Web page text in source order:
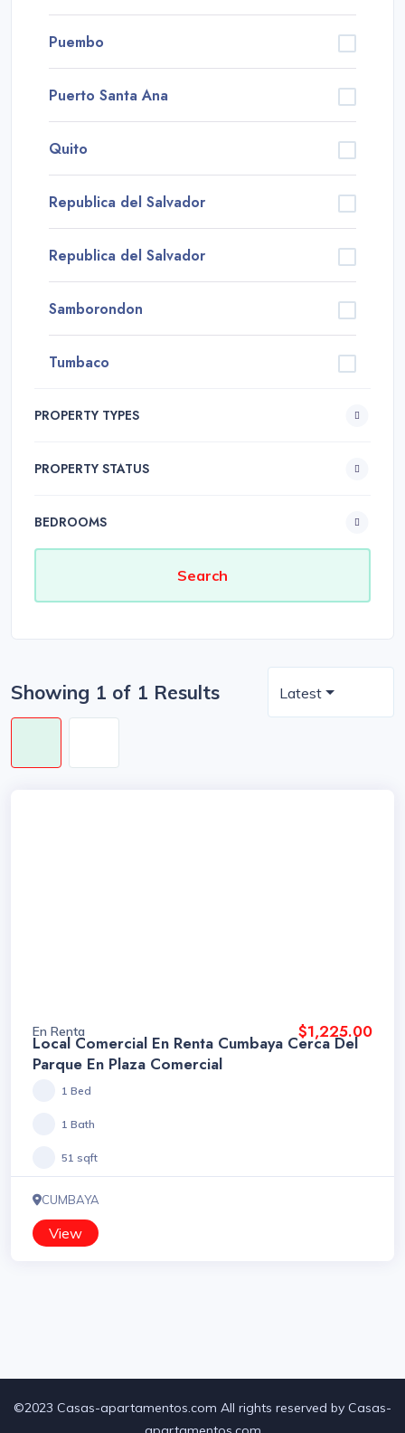
Puembo
Puerto Santa Ana
Quito
Republica del Salvador
Republica del Salvador
Samborondon
Tumbaco
PROPERTY TYPES
PROPERTY STATUS
BEDROOMS
Showing 1 of 1 Results Latest
En Renta $1,225.00
Local Comercial En Renta Cumbaya Cerca Del
Parque En Plaza Comercial
1 Bed
1 Bath
51 sqft
CUMBAYA
View
©2023 Casas-apartamentos.com All rights reserved by Casas-